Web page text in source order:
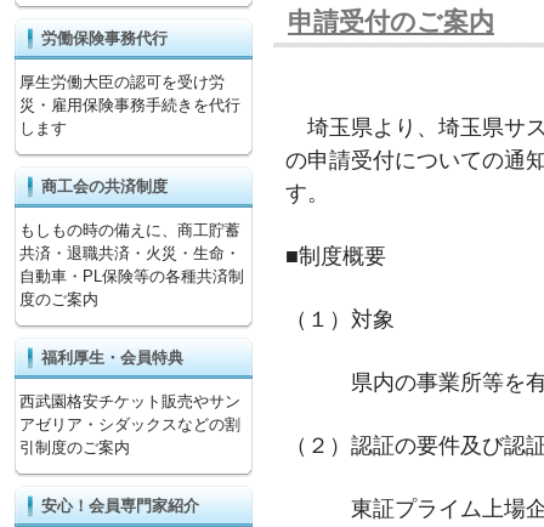
申請受付のご案内
埼玉県より、埼玉県サ
の申請受付についての通
す。
■制度概要
（１）対象
県内の事業所等を有
（２）認証の要件及び認
東証プライム上場企
労働保険事務代行
厚生労働大臣の認可を受け労
災・雇用保険事務手続きを代行
します
商工会の共済制度
もしもの時の備えに、商工貯蓄
共済・退職共済・火災・生命・
自動車・PL保険等の各種共済制
度のご案内
福利厚生・会員特典
西武園格安チケット販売やサン
アゼリア・シダックスなどの割
引制度のご案内
安心！会員専門家紹介